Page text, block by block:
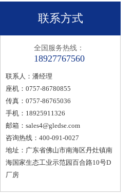
联系方式
全国服务热线：
18927767560
联系人：潘经理
座机：0757-86780855
传真：0757-86765036
手机：18925911326
邮箱： sales4@gledse.com
咨询热线：400-091-0027
地址：广东省佛山市南海区丹灶镇南
海国家生态工业示范园百合路10号D
厂房